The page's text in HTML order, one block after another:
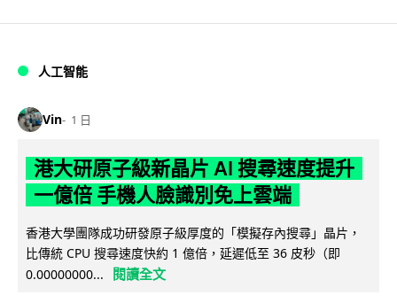
人工智能
Vin 1 日
港大研原子級新晶片 AI 搜尋速度提升
一億倍 手機人臉識別免上雲端
香港大學團隊成功研發原子級厚度的「模擬存內搜尋」晶片，
比傳統 CPU 搜尋速度快約 1 億倍，延遲低至 36 皮秒（即
0.00000000...
閱讀全文